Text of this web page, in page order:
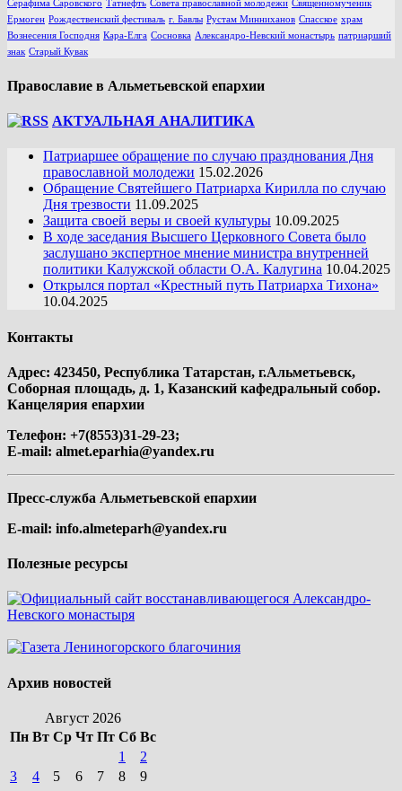
Серафима Саровского Татнефть Совета православной молодежи Священномученик
Ермоген Рождественский фестиваль г. Бавлы Рустам Минниханов Спасское храм
Вознесения Господня Кара-Елга Сосновка Александро-Невский монастырь патриарший
знак Старый Кувак
Православие в Альметьевской епархии
АКТУАЛЬНАЯ АНАЛИТИКА
Патриаршее обращение по случаю празднования Дня
православной молодежи 15.02.2026
Обращение Святейшего Патриарха Кирилла по случаю
Дня трезвости 11.09.2025
Защита своей веры и своей культуры 10.09.2025
В ходе заседания Высшего Церковного Совета было
заслушано экспертное мнение министра внутренней
политики Калужской области О.А. Калугина 10.04.2025
Открылся портал «Крестный путь Патриарха Тихона»
10.04.2025
Контакты
Адрес: 423450, Республика Татарстан, г.Альметьевск,
Соборная площадь, д. 1, Казанский кафедральный собор.
Канцелярия епархии
Телефон: +7(8553)31-29-23;
E-mail: almet.eparhia@yandex.ru
Пресс-служба Альметьевской епархии
E-mail: info.almeteparh@yandex.ru
Полезные ресурсы
Архив новостей
Август 2026
Пн Вт Ср Чт Пт Сб Вс
1
2
3
4 5 6 7 8
9